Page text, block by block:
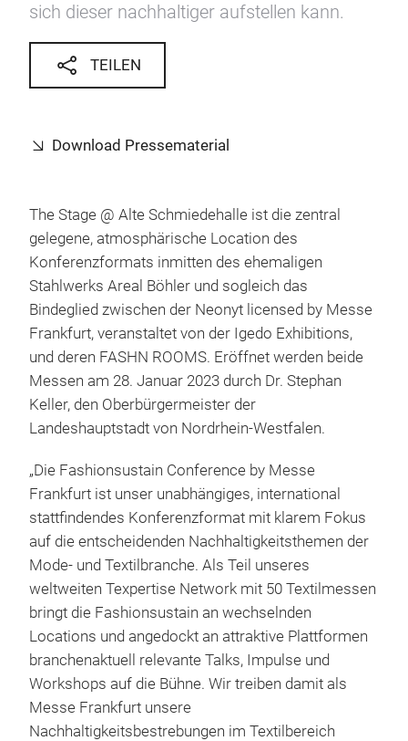
sich dieser nachhaltiger aufstellen kann.
TEILEN
Download Pressematerial
The Stage @ Alte Schmiedehalle ist die zentral
gelegene, atmosphärische Location des
Konferenzformats inmitten des ehemaligen
Stahlwerks Areal Böhler und sogleich das
Bindeglied zwischen der Neonyt licensed by Messe
Frankfurt, veranstaltet von der Igedo Exhibitions,
und deren FASHN ROOMS. Eröffnet werden beide
Messen am 28. Januar 2023 durch Dr. Stephan
Keller, den Oberbürgermeister der
Landeshauptstadt von Nordrhein-Westfalen.
„Die Fashionsustain Conference by Messe
Frankfurt ist unser unabhängiges, international
stattfindendes Konferenzformat mit klarem Fokus
auf die entscheidenden Nachhaltigkeitsthemen der
Mode- und Textilbranche. Als Teil unseres
weltweiten Texpertise Network mit 50 Textilmessen
bringt die Fashionsustain an wechselnden
Locations und angedockt an attraktive Plattformen
branchenaktuell relevante Talks, Impulse und
Workshops auf die Bühne. Wir treiben damit als
Messe Frankfurt unsere
Nachhaltigkeitsbestrebungen im Textilbereich